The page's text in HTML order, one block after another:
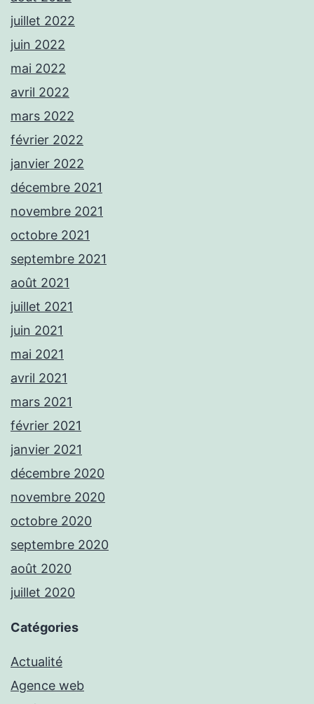
juillet 2022
juin 2022
mai 2022
avril 2022
mars 2022
février 2022
janvier 2022
décembre 2021
novembre 2021
octobre 2021
septembre 2021
août 2021
juillet 2021
juin 2021
mai 2021
avril 2021
mars 2021
février 2021
janvier 2021
décembre 2020
novembre 2020
octobre 2020
septembre 2020
août 2020
juillet 2020
Catégories
Actualité
Agence web